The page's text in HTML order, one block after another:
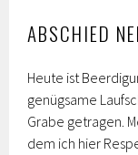
ABSCHIED
Heute ist
genügsame
Grabe getragen.
dem ich hier